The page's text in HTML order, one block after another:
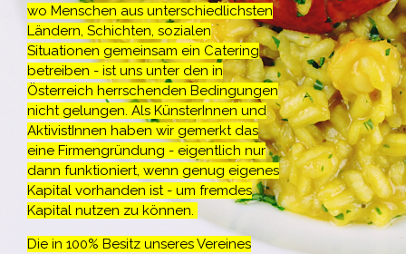
wo Menschen aus unterschiedlichsten
Ländern, Schichten, sozialen
Situationen gemeinsam ein Catering
betreiben - ist uns unter den in
Österreich herrschenden Bedingungen
nicht gelungen. Als KünsterInnen und
AktivistInnen haben wir gemerkt das
eine Firmengründung - eigentlich nur
dann funktioniert, wenn genug eigenes
Kapital vorhanden ist - um fremdes
Kapital nutzen zu können.
Die in 100% Besitz unseres Vereines